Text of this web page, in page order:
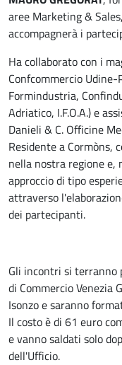
aree Marketing &
accompagnerà i
Ha collaborato con i
Confcommercio
Formindustria,
Adriatico, I.F.O.A.) e
Danieli & C. Officine
Residente a Cormòns,
nella nostra regione e,
approccio di tipo
attraverso
dei partecipanti.
Gli incontri si terranno
di Commercio Venezia
Isonzo e saranno
Il costo è di 61 euro
e vanno saldati solo
dell'Ufficio.